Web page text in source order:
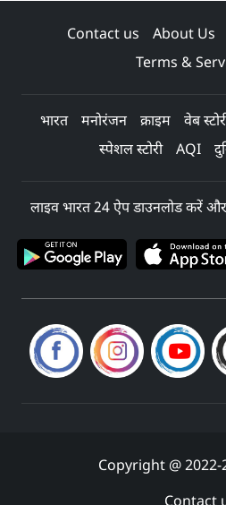
Contact us About Us
Terms &
भारत मनोरंजन क्राइम वेब
स्पेशल स्टोरी
AQI
लाइव भारत 24 ऐप डाउनलोड करें
Copyright @
Contact